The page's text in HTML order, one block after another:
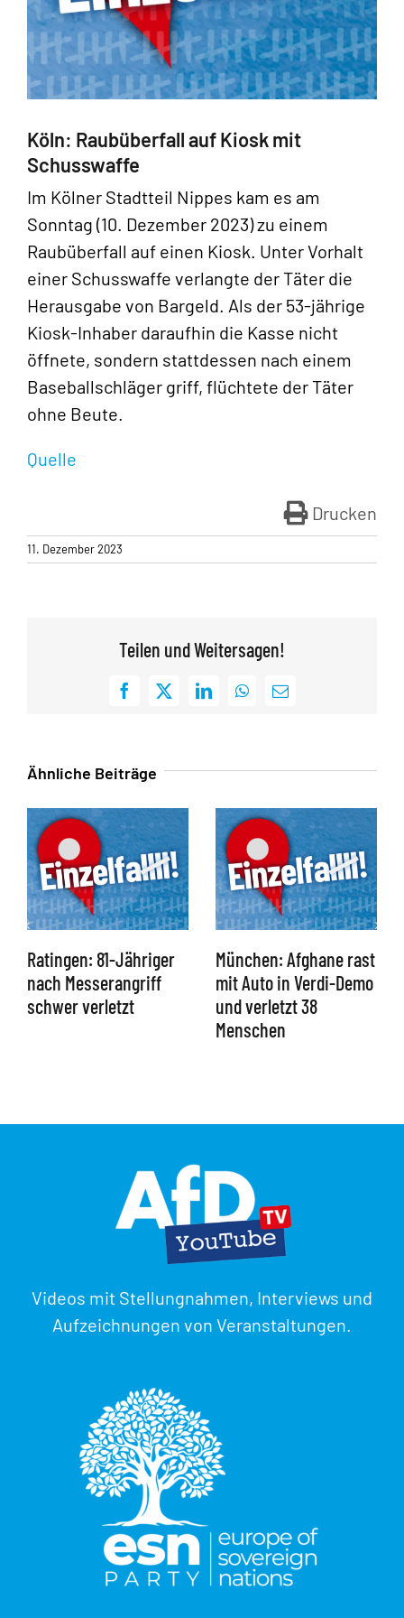
Köln: Raubüberfall auf Kiosk mit
Schusswaffe
Im Kölner Stadtteil Nippes kam es am
Sonntag (10. Dezember 2023) zu einem
Raubüberfall auf einen Kiosk. Unter Vorhalt
einer Schusswaffe verlangte der Täter die
Herausgabe von Bargeld. Als der 53-jährige
Kiosk-Inhaber daraufhin die Kasse nicht
öffnete, sondern stattdessen nach einem
Baseballschläger griff, flüchtete der Täter
ohne Beute.
Quelle
Drucken
11. Dezember 2023
Teilen und Weitersagen!
Facebook
X LinkedInWhatsApp
E-
Ähnliche Beiträge
Ratingen: 81-Jähriger
nach Messerangriff
schwer verletzt
München: Afghane rast
mit Auto in Verdi-Demo
und verletzt 38
Menschen
Videos mit Stellungnahmen, Interviews und
Aufzeichnungen von Veranstaltungen.